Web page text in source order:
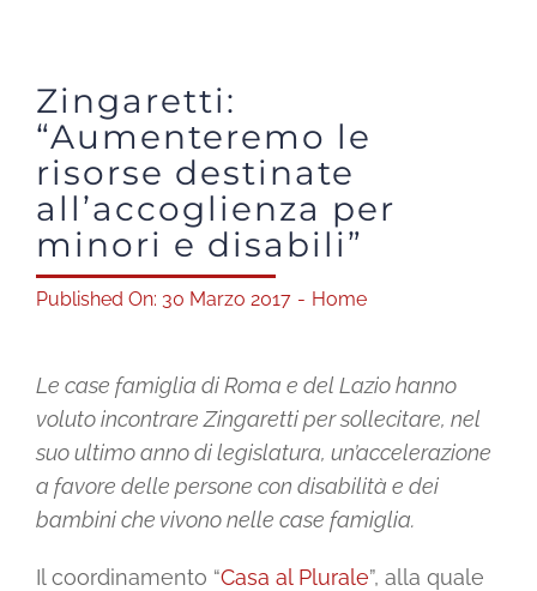
News
Dona ora
CARRELLO
Officina Solidale
Zingaretti:
“Aumenteremo le
risorse destinate
all’accoglienza per
minori e disabili”
Published On: 30 Marzo 2017 - Home
Le case famiglia di Roma e del Lazio hanno
voluto incontrare Zingaretti per sollecitare, nel
suo ultimo anno di legislatura, un’accelerazione
a favore delle persone con disabilità e dei
bambini che vivono nelle case famiglia.
Il coordinamento “Casa al Plurale”, alla quale